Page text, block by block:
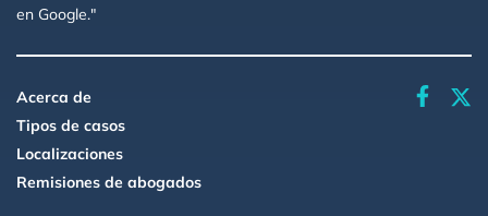
en Google."
Acerca de
Tipos de casos
Localizaciones
Remisiones de abogados